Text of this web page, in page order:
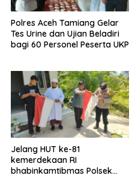
Polres Aceh Tamiang Gelar
Tes Urine dan Ujian Beladiri
bagi 60 Personel Peserta UKP
Jelang HUT ke-81
kemerdekaan RI
bhabinkamtibmas Polsek